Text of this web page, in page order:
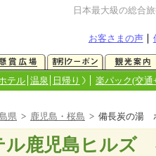
日本最大級の総合
お客さまの声
テル 温泉 日帰り 楽パック(交通
県 > 鹿児島・桜島 > 備長炭の湯
鹿児島ヒルズ